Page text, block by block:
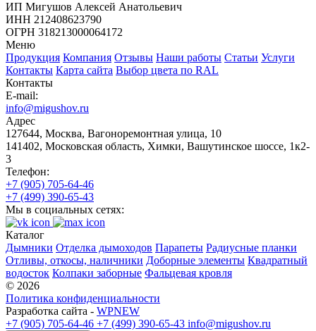
ИП Мигушов Алексей Анатольевич
ИНН 212408623790
ОГРН 318213000064172
Меню
Продукция Компания Отзывы Наши работы Статьи Услуги
Контакты Карта сайта Выбор цвета по RAL
Контакты
E-mail:
info@migushov.ru
Адрес
127644, Москва, Вагоноремонтная улица, 10
141402, Московская область, Химки, Вашутинское шоссе, 1к2-
3
Телефон:
+7 (905) 705-64-46
+7 (499) 390-65-43
Мы в социальных сетях:
Каталог
Дымники Отделка дымоходов Парапеты Радиусные планки
Отливы, откосы, наличники Доборные элементы Квадратный
водосток Колпаки заборные Фальцевая кровля
© 2026
Политика конфиденциальности
Разработка сайта - WPNEW
+7 (905) 705-64-46 +7 (499) 390-65-43 info@migushov.ru